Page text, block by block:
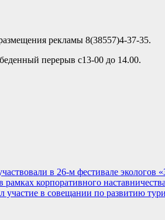
рекламы 8(38557)4-37-35.
перерыв с13-00 до 14.00.
в 26-м фестивале экологов
корпоративного наставничества
участие в совещании по развитию